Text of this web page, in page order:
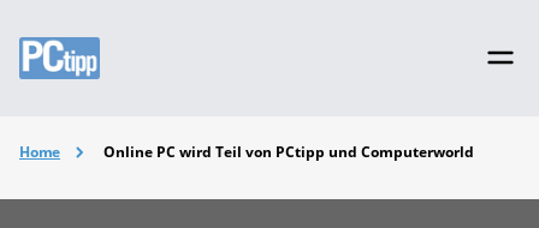
Home Online PC wird Teil von PCtipp und Computerworld